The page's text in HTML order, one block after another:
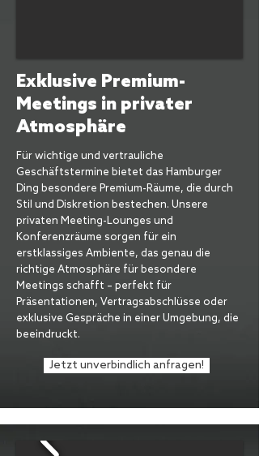
Exklusive Premium-
Meetings in privater
Atmosphäre
Für wichtige und vertrauliche
Geschäftstermine bietet das Hamburger
Ding besondere Premium-Räume, die durch
Stil und Diskretion bestechen. Unsere
privaten Meeting-Lounges und
Konferenzräume sorgen für ein
erstklassiges Ambiente, das genau die
richtige Atmosphäre für besondere
Meetings schafft – perfekt für
Präsentationen, Vertragsabschlüsse oder
exklusive Gespräche in einer Umgebung, die
beeindruckt.
Jetzt unverbindlich anfragen!